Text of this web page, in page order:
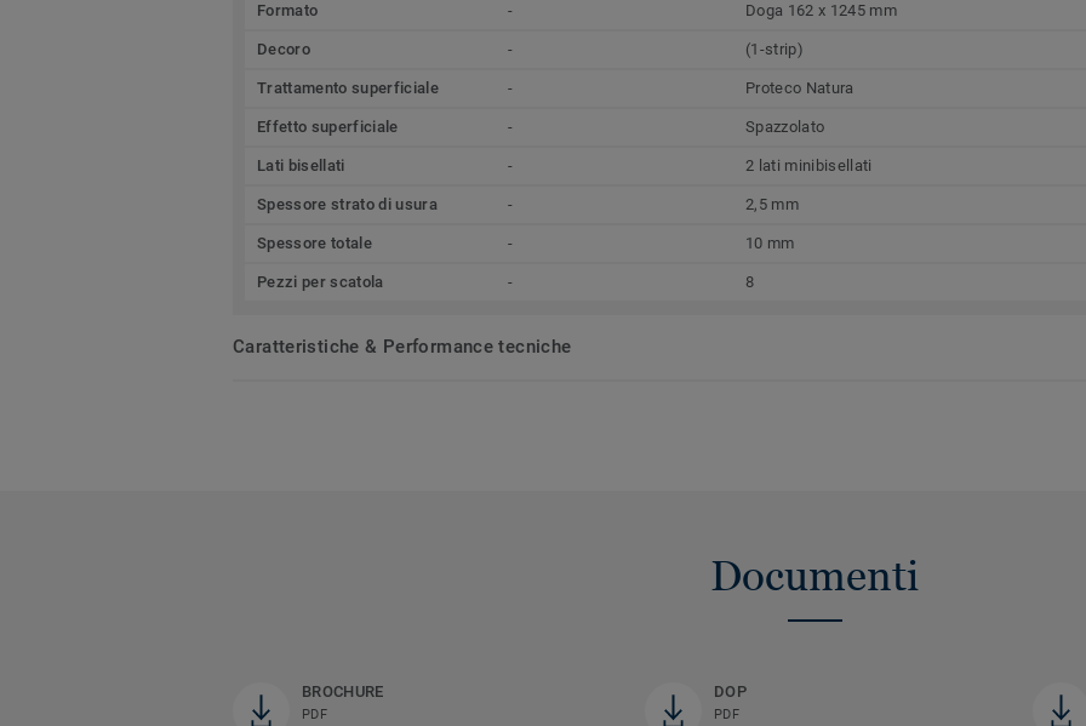
Formato - Doga 162 x 1245 mm
Decoro - (1-strip)
Trattamento superficiale - Proteco Natura
Effetto superficiale - Spazzolato
Lati bisellati - 2 lati minibisellati
Spessore strato di usura - 2,5 mm
Spessore totale - 10 mm
Pezzi per scatola - 8
Caratteristiche & Performance tecniche
Documenti
BROCHURE
PDF
DOP
PDF